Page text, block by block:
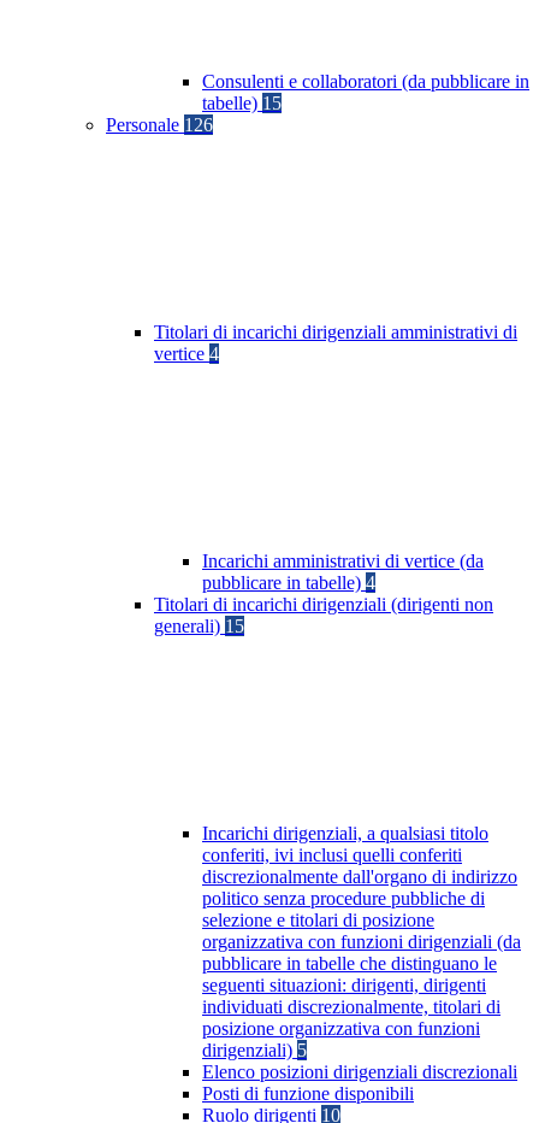
Consulenti e collaboratori (da pubblicare in
tabelle) 15
Personale 126
Titolari di incarichi dirigenziali amministrativi di
vertice 4
Incarichi amministrativi di vertice (da
pubblicare in tabelle) 4
Titolari di incarichi dirigenziali (dirigenti non
generali) 15
Incarichi dirigenziali, a qualsiasi titolo
conferiti, ivi inclusi quelli conferiti
discrezionalmente dall'organo di indirizzo
politico senza procedure pubbliche di
selezione e titolari di posizione
organizzativa con funzioni dirigenziali (da
pubblicare in tabelle che distinguano le
seguenti situazioni: dirigenti, dirigenti
individuati discrezionalmente, titolari di
posizione organizzativa con funzioni
dirigenziali) 5
Elenco posizioni dirigenziali discrezionali
Posti di funzione disponibili
Ruolo dirigenti 10